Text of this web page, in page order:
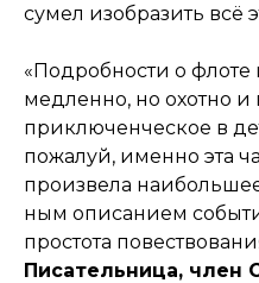
сумел изобразить всё
«Подробности о флоте
медленно, но охотно и
приключенческое в
пожалуй, именно эта
произвела
ным описанием
простота
Писательница, член